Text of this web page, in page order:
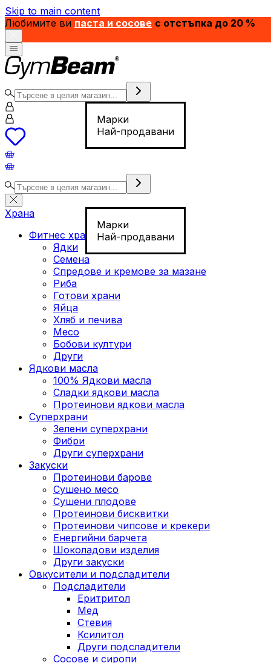
Skip to main content
Любимите ви паста и сосове с отстъпка до 20 %
Марки
Най-продавани
Марки
Най-продавани
Храна
Фитнес храна
Ядки
Семена
Спредове и кремове за мазане
Риба
Готови храни
Яйца
Хляб и печива
Месо
Бобови култури
Други
Ядкови масла
100% Ядкови масла
Сладки ядкови масла
Протеинови ядкови масла
Суперхрани
Зелени суперхрани
Фибри
Други суперхрани
3акуски
Протеинови бaрове
Сушено месо
Сушени плодове
Протеинови бисквитки
Протеинови чипсове и крекери
Енергийни барчета
Шоколадови изделия
Други закуски
Овкусители и подсладители
Подсладители
Еритритол
Мед
Стевия
Ксилитол
Други подсладители
Сосове и сиропи